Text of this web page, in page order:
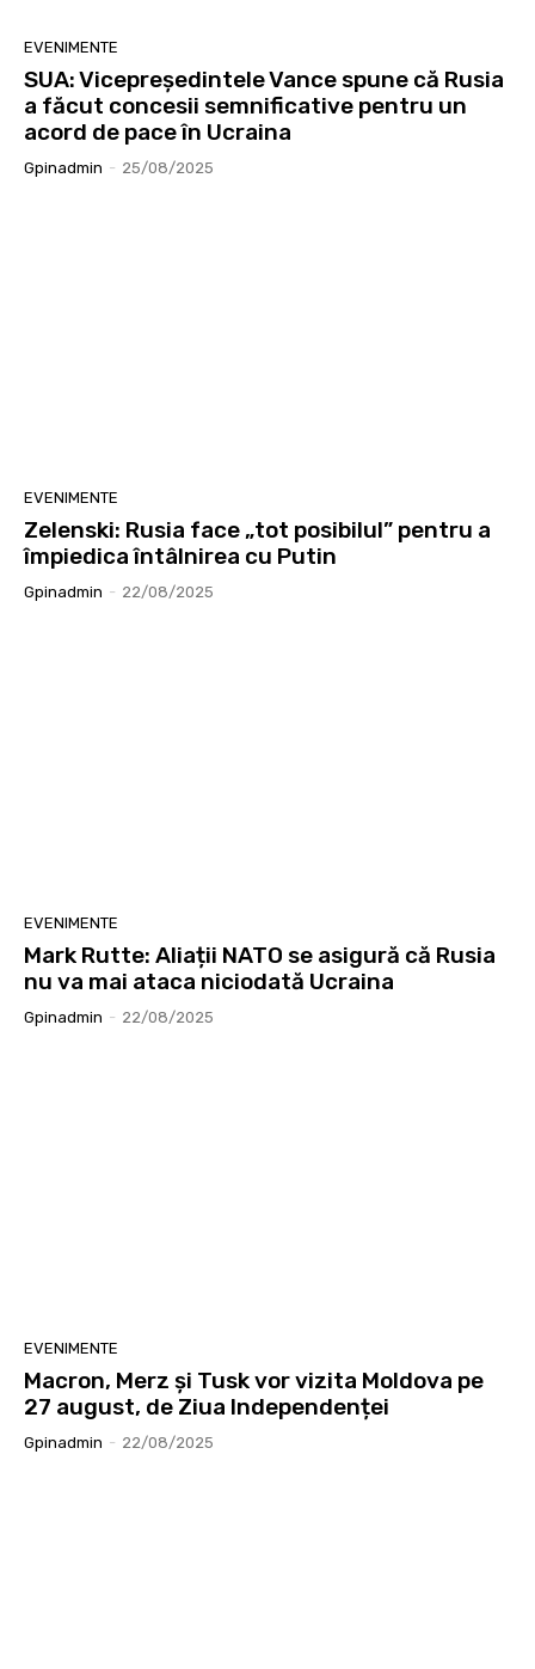
EVENIMENTE
SUA: Vicepreședintele Vance spune că Rusia
a făcut concesii semnificative pentru un
acord de pace în Ucraina
Gpinadmin - 25/08/2025
EVENIMENTE
Zelenski: Rusia face „tot posibilul” pentru a
împiedica întâlnirea cu Putin
Gpinadmin - 22/08/2025
EVENIMENTE
Mark Rutte: Aliații NATO se asigură că Rusia
nu va mai ataca niciodată Ucraina
Gpinadmin - 22/08/2025
EVENIMENTE
Macron, Merz și Tusk vor vizita Moldova pe
27 august, de Ziua Independenței
Gpinadmin - 22/08/2025